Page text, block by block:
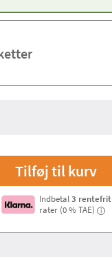
Indbetal3 rentefrit
rater (0 % TAE)
i